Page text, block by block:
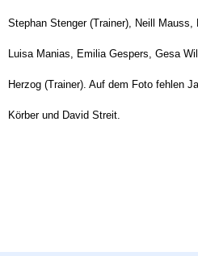
Stephan Stenger (Trainer), Neill
Luisa Manias, Emilia Gespers, Gesa
Herzog (Trainer). Auf dem Foto fehlen
Körber und David Streit.